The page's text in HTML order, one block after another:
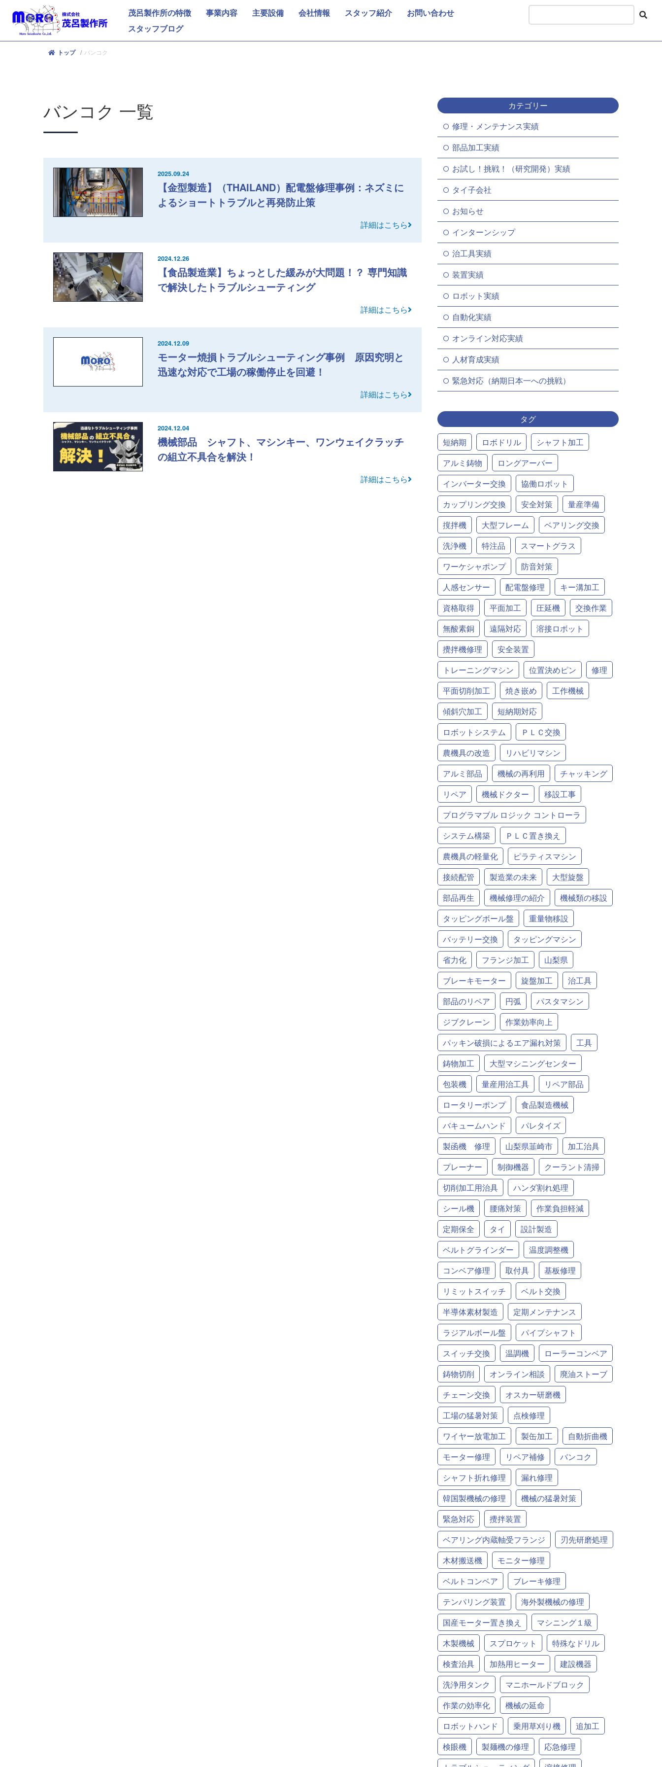
茂呂製作所の特徴 事業内容 主要設備 会社情報 スタッフ紹介
お問い合わせ
スタッフブログ
トップ バンコク
バンコク 一覧
2025.09.24
【金型製造】（THAILAND）配電盤修理事例：ネズミに
よるショートトラブルと再発防止策
詳細はこちら
2024.12.26
【食品製造業】ちょっとした緩みが大問題！？ 専門知識
で解決したトラブルシューティング
詳細はこちら
2024.12.09
モーター焼損トラブルシューティング事例 原因究明と
迅速な対応で工場の稼働停止を回避！
詳細はこちら
2024.12.04
機械部品 シャフト、マシンキー、ワンウェイクラッチ
の組立不具合を解決！
詳細はこちら
カテゴリー
修理・メンテナンス実績
部品加工実績
お試し！挑戦！（研究開発）実績
タイ子会社
お知らせ
インターンシップ
治工具実績
装置実績
ロボット実績
自動化実績
オンライン対応実績
人材育成実績
緊急対応（納期日本一への挑戦）
タグ
短納期 ロボドリル
シャフト加工
アルミ鋳物
ロングアーバー
インバーター交換
協働ロボット
カップリング交換
安全対策
量産準備
撹拌機
大型フレーム
ベアリング交換
洗浄機
特注品
スマートグラス
ワーケシャポンプ
防音対策
人感センサー
配電盤修理
キー溝加工
資格取得
平面加工 圧延機
交換作業
無酸素銅
遠隔対応
溶接ロボット
攪拌機修理
安全装置
トレーニングマシン
位置決めピン
修理
平面切削加工
焼き嵌め
工作機械
傾斜穴加工
短納期対応
ロボットシステム
ＰＬＣ交換
農機具の改造
リハビリマシン
アルミ部品
機械の再利用
チャッキング
リペア
機械ドクター
移設工事
プログラマブル ロジック コントローラ
システム構築
ＰＬＣ置き換え
農機具の軽量化
ピラティスマシン
接続配管
製造業の未来
大型旋盤
部品再生
機械修理の紹介
機械類の移設
タッピングボール盤
重量物移設
バッテリー交換
タッピングマシン
省力化
フランジ加工
山梨県
ブレーキモーター
旋盤加工
治工具
部品のリペア
円弧
パスタマシン
ジブクレーン
作業効率向上
パッキン破損によるエア漏れ対策
工具
鋳物加工
大型マシニングセンター
包装機
量産用治工具
リペア部品
ロータリーポンプ
食品製造機械
バキュームハンド
パレタイズ
製函機 修理
山梨県韮崎市
加工治具
プレーナー
制御機器
クーラント清掃
切削加工用治具
ハンダ割れ処理
シール機
腰痛対策
作業負担軽減
定期保全
タイ
設計製造
ベルトグラインダー
温度調整機
コンベア修理
取付具
基板修理
リミットスイッチ
ベルト交換
半導体素材製造
定期メンテナンス
ラジアルボール盤
パイプシャフト
スイッチ交換
温調機
ローラーコンベア
鋳物切削
オンライン相談
廃油ストーブ
チェーン交換
オスカー研磨機
工場の猛暑対策
点検修理
ワイヤー放電加工
製缶加工
自動折曲機
モーター修理
リペア補修
バンコク
シャフト折れ修理
漏れ修理
韓国製機械の修理
機械の猛暑対策
緊急対応
攪拌装置
ベアリング内蔵軸受フランジ
刃先研磨処理
木材搬送機
モニター修理
ベルトコンベア
ブレーキ修理
テンパリング装置
海外製機械の修理
国産モーター置き換え
マシニング１級
木製機械
スプロケット
特殊なドリル
検査治具
加熱用ヒーター
建設機器
洗浄用タンク
マニホールドブロック
作業の効率化
機械の延命
ロボットハンド
乗用草刈り機
追加工
検眼機
製麺機の修理
応急修理